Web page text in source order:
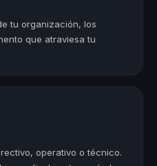
tu organización, los
que atraviesa tu
operativo o técnico.